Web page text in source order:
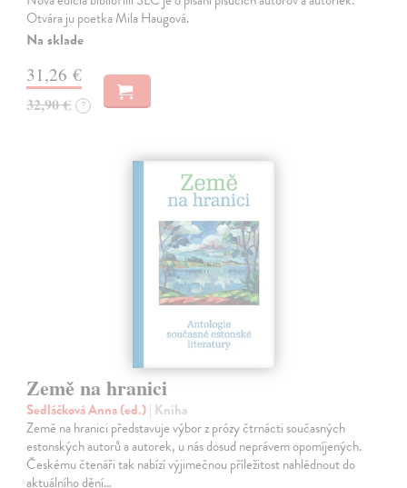
Otvára ju poetka Mila Haugová.
Na sklade
31,26 €
32,90 € ?
Země na hranici
Sedláčková Anna (ed.)| Kniha
Země na hranici představuje výbor z prózy čtrnácti současných
estonských autorů a autorek, u nás dosud neprávem opomíjených.
Českému čtenáři tak nabízí výjimečnou příležitost nahlédnout do
aktuálního dění…